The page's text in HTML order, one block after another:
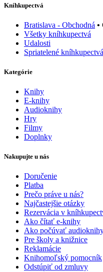
Kníhkupectvá
Bratislava - Obchodná •
Všetky kníhkupectvá
Udalosti
Spriatelené kníhkupectvá
Kategórie
Knihy
E-knihy
Audioknihy
Hry
Filmy
Doplnky
Nakupujte u nás
Doručenie
Platba
Prečo práve u nás?
Najčastejšie otázky
Rezervácia v
Ako čítať e-knihy
Ako počúvať
Pre školy a knižnice
Reklamácie
Knihomoľský pomocník
Odstúpiť od zmluvy